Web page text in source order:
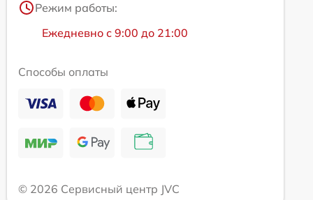
Режим работы:
Ежедневно с 9:00 до 21:00
Способы оплаты
© 2026 Сервисный центр JVC